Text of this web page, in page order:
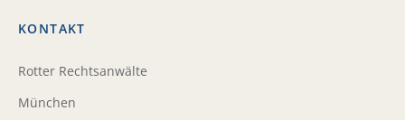
KONTAKT
Rotter Rechtsanwälte
München